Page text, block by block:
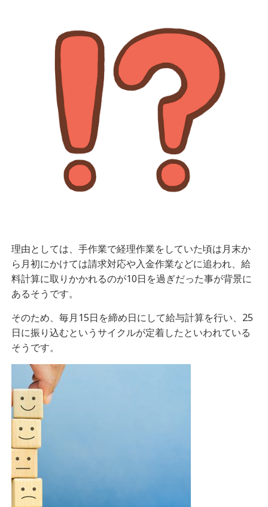
理由としては、手作業で経理作業をしていた頃は月末か
ら月初にかけては請求対応や入金作業などに追われ、給
料計算に取りかかれるのが10日を過ぎだった事が背景に
あるそうです。
そのため、毎月15日を締め日にして給与計算を行い、25
日に振り込むというサイクルが定着したといわれている
そうです。